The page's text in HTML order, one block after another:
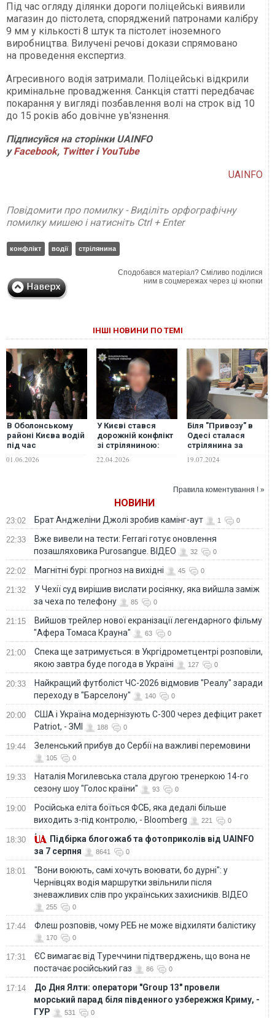
Під час огляду ділянки дороги поліцейські виявили
магазин до пістолета, споряджений патронами калібру
9 мм у кількості 8 штук та пістолет іноземного
виробництва. Вилучені речові докази спрямовано
на проведення експертиз.
Агресивного водія затримали. Поліцейські відкрили
кримінальне провадження. Санкція статті передбачає
покарання у вигляді позбавлення волі на строк від 10
до 15 років або довічне ув'язнення.
Підписуйся на сторінки UAINFO
уFacebook, Twitterі YouTube
UAINFO
Повідомити про помилку - Виділіть орфографічну
помилку мишею і натисніть Ctrl + Enter
конфлікт водії стрілянина
Сподобався матеріал? Сміливо поділися
ним в соцмережах через ці кнопки
ІНШІ НОВИНИ ПО ТЕМІ
В Оболонському
районі Києва водій
під час
конфлікту вчинив
01.06.2026
У Києві стався
дорожній конфлікт
зі стріляниною:
затримано
22.04.2026
Біля "Привозу" в
Одесі сталася
стрілянина за
поліцейських
19.07.2024
Правила коментування ! »
НОВИНИ
23:02 Брат Анджеліни Джолі зробив камінг-аут 1 0
22:33
Вже вивели на тести: Ferrari готує оновлення
позашляховика Purosangue. ВІДЕО
32 0
22:02 Магнітні бурі: прогноз на вихідні 45 0
21:32
У Чехії суд вирішив вислати росіянку, яка вийшла заміж
за чеха по телефону
85 0
21:15
Вийшов трейлер нової екранізації легендарного фільму
"Афера Томаса Крауна"
63 0
21:00
Спека ще затримується: в Укргідрометцентрі розповіли,
якою завтра буде погода в Україні
127 0
20:33
Найкращий футболіст ЧС-2026 відмовив "Реалу" заради
переходу в "Барселону"
140 0
20:00
США і Україна модернізують С-300 через дефіцит ракет
Patriot, - ЗМІ
188 0
19:44 Зеленський прибув до Сербії на важливі перемовини
105 0
19:33
Наталія Могилевська стала другою тренеркою 14-го
сезону шоу "Голос країни"
93 0
19:00
Російська еліта боїться ФСБ, яка дедалі більше
виходить з-під контролю, - Bloomberg
221 0
18:30
Підбірка блогожаб та фотоприколів від UAINFO
за 7 серпня
8641 0
18:01
"Вони воюють, самі хочуть воювати, бо дурні": у
Чернівцях водія маршрутки звільнили після
зневажливих слів про українських захисників. ВІДЕО
255 0
17:44 Флеш розповів, чому РЕБ не може відхиляти балістику
170 0
17:31
ЄС вимагає від Туреччини підтверджень, що вона не
постачає російський газ
86 0
17:14
До Дня Ялти: оператори "Group 13" провели
морський парад біля південного узбережжя Криму, -
ГУР
531 0